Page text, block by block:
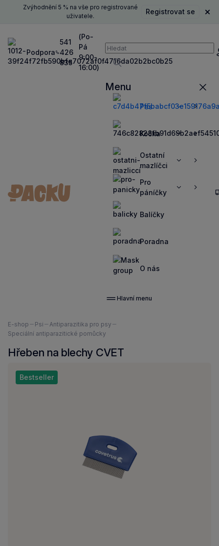
Zvýhodnění 5 % na vše pro registrované
uživatele.
Registrovat se
Podpora
541
426
835
(Po-
Pá
9:00-
16:00)
Vyhledávání
Vyhledávat
Menu
Pes
ZobrazitZobrazit
Kočka
ZobrazitZobrazit
Ostatní
mazlíčci
ZobrazitZobrazit
Pro
páníčky
ZobrazitZobrazit
Balíčky
Poradna
O nás
Hlavní menu
Nacházíte
se
E-shop Psi
Antiparazitika pro psy
Speciální antiparazitické pomůcky
Hřeben na blechy CVET
Bestseller